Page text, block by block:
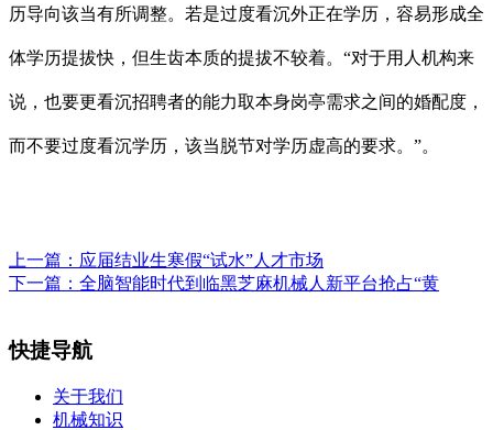
历导向该当有所调整。若是过度看沉外正在学历，容易形成全
体学历提拔快，但生齿本质的提拔不较着。“对于用人机构来
说，也要更看沉招聘者的能力取本身岗亭需求之间的婚配度，
而不要过度看沉学历，该当脱节对学历虚高的要求。”。
上一篇： 应届结业生寒假“试水”人才市场
下一篇： 全脑智能时代到临黑芝麻机械人新平台抢占“黄
快捷导航
关于我们
机械知识